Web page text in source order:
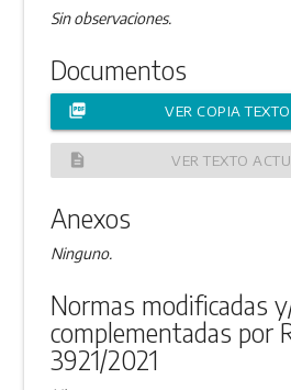
Sin observaciones.
Documentos
picture_as_pdf VER COPIA
description VER TEXTO
Anexos
Ninguno.
Normas modificadas
complementadas por
3921/2021